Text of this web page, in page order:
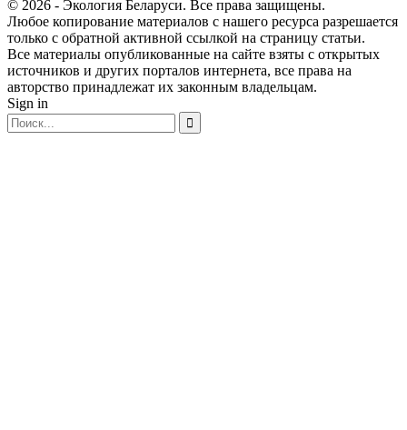
© 2026 - Экология Беларуси. Все права защищены.
Любое копирование материалов с нашего ресурса разрешается
только с обратной активной ссылкой на страницу статьи.
Все материалы опубликованные на сайте взяты с открытых
источников и других порталов интернета, все права на
авторство принадлежат их законным владельцам.
Sign in